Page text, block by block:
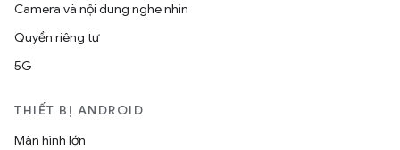
Camera và nội dung nghe nhìn
Quyền riêng tư
5G
THIẾT BỊ ANDROID
Màn hình lớn